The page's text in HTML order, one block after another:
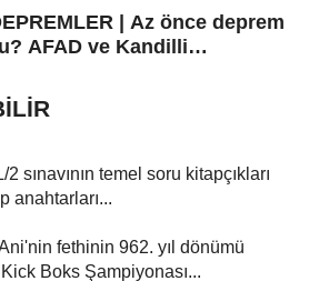
| Az önce deprem
AFAD ve Kandilli
sınavının temel soru kitapçıkları
anahtarları...
fethinin 962. yıl dönümü
Kick Boks Şampiyonası...